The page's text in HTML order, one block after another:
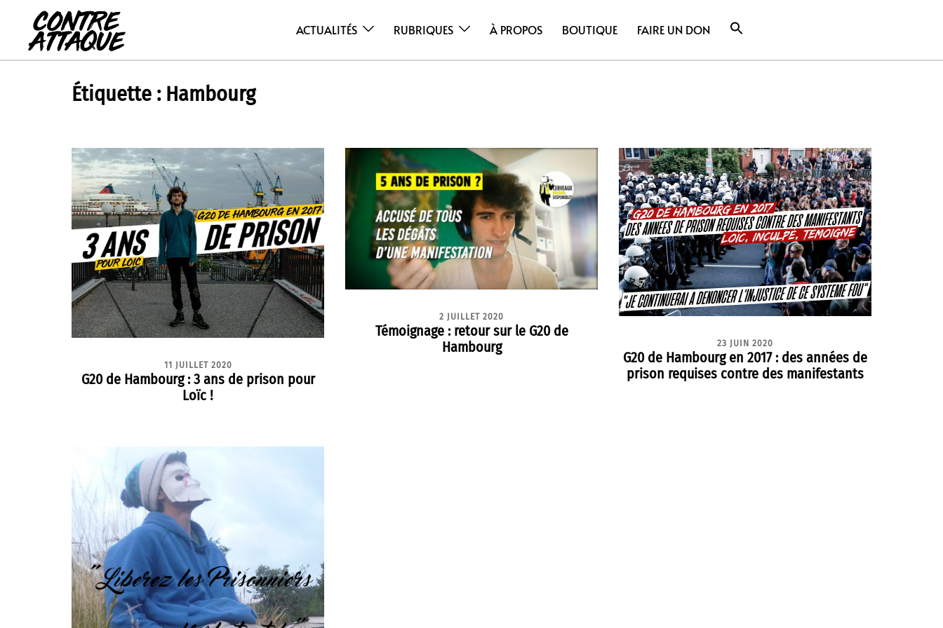
contenu
ACTUALITÉS RUBRIQUES À PROPOS BOUTIQUE FAIRE UN DON
Étiquette : Hambourg
11 JUILLET 2020
G20 de Hambourg : 3 ans de prison pour
Loïc !
2 JUILLET 2020
Témoignage : retour sur le G20 de
Hambourg
23 JUIN 2020
G20 de Hambourg en 2017 : des années de
prison requises contre des manifestants